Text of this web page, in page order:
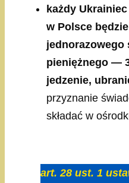
każdy
w Polsce
jednorazowego
pieniężnego —
jedzenie,
przyznanie
składać w
art. 28 ust. 1